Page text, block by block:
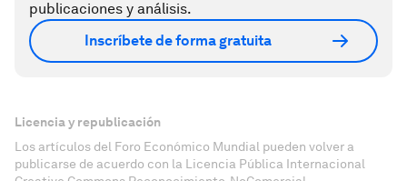
publicaciones y análisis.
Inscríbete de forma gratuita
Licencia y republicación
Los artículos del Foro Económico Mundial pueden volver a
publicarse de acuerdo con la Licencia Pública Internacional